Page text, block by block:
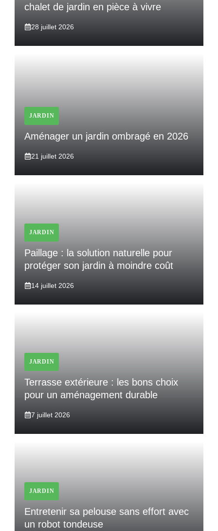
chalet de jardin en pièce à vivre
28 juillet 2026
JARDIN
Aménager un jardin ombragé en 2026
21 juillet 2026
JARDIN
Paillage : la solution naturelle pour
protéger son jardin à moindre coût
14 juillet 2026
JARDIN
Terrasse extérieure : les bons choix
pour un aménagement durable
7 juillet 2026
JARDIN
Entretenir sa pelouse sans effort avec
un robot tondeuse